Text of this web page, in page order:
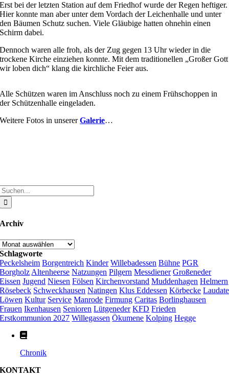
Erst bei der letzten Station auf dem Friedhof wurde der Regen heftiger.
Hier konnte man aber unter dem Vordach der Leichenhalle und unter
den Bäumen Schutz suchen. Viele Gläubige hatten ohnehin einen
Schirm dabei.
Dennoch waren alle froh, als der Zug gegen 13 Uhr wieder in die
trockene Kirche einziehen konnte. Mit dem traditionellen „Großer Gott
wir loben dich“ klang die kirchliche Feier aus.
Alle Schützen waren im Anschluss noch zu einem Frühschoppen in
der Schützenhalle eingeladen.
Weitere Fotos in unsererGalerie…
Archiv
Schlagworte
Peckelsheim Borgentreich Kinder Willebadessen Bühne PGR
Borgholz Altenheerse Natzungen Pilgern Messdiener Großeneder
Eissen Jugend Niesen Fölsen Kirchenvorstand Muddenhagen Helmern
Rösebeck Schweckhausen Natingen Klus Eddessen Körbecke Laudate
Löwen Kultur Service Manrode Firmung Caritas Borlinghausen
Frauen Ikenhausen Senioren Lütgeneder KFD Frieden
Erstkommunion 2027 Willegassen Ökumene Kolping Hegge
Chronik
KONTAKT